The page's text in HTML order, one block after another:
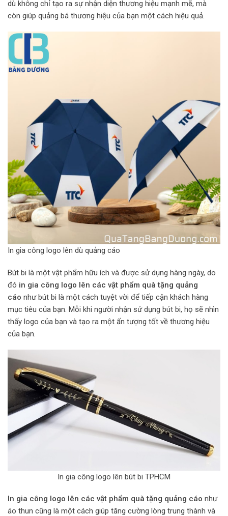
dù không chỉ tạo ra sự nhận diện thương hiệu mạnh mẽ, mà
còn giúp quảng bá thương hiệu của bạn một cách hiệu quả.
In gia công logo lên dù quảng cáo
Bút bi là một vật phẩm hữu ích và được sử dụng hàng ngày, do
đó in gia công logo lên các vật phẩm quà tặng quảng
cáo như bút bi là một cách tuyệt vời để tiếp cận khách hàng
mục tiêu của bạn. Mỗi khi người nhận sử dụng bút bi, họ sẽ nhìn
thấy logo của bạn và tạo ra một ấn tượng tốt về thương hiệu
của bạn.
In gia công logo lên bút bi TPHCM
In gia công logo lên các vật phẩm quà tặng quảng cáo như
áo thun cũng là một cách giúp tăng cường lòng trung thành và